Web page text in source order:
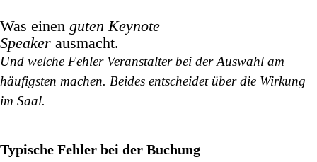
Was einen guten Keynote
Speaker ausmacht.
Und welche Fehler Veranstalter bei der Auswahl am
häufigsten machen. Beides entscheidet über die Wirkung
im Saal.
Typische Fehler bei der Buchung